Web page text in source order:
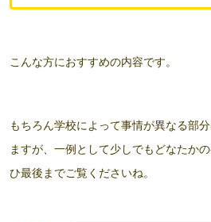
こんな方におすすめの内容です。
もちろん学校によって事情が異なる部
ますが、一例として少しでもどなたか
ひ最後までご覧くださいね。